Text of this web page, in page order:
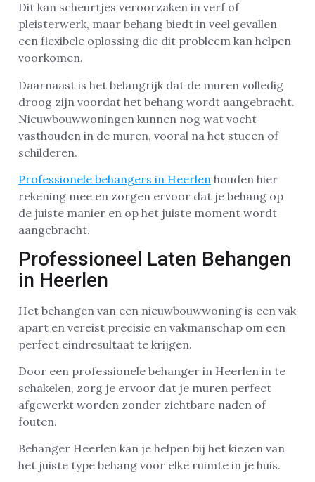
Dit kan scheurtjes veroorzaken in verf of
pleisterwerk, maar behang biedt in veel gevallen
een flexibele oplossing die dit probleem kan helpen
voorkomen.
Daarnaast is het belangrijk dat de muren volledig
droog zijn voordat het behang wordt aangebracht.
Nieuwbouwwoningen kunnen nog wat vocht
vasthouden in de muren, vooral na het stucen of
schilderen.
Professionele behangers in Heerlen houden hier
rekening mee en zorgen ervoor dat je behang op
de juiste manier en op het juiste moment wordt
aangebracht.
Professioneel Laten Behangen
in Heerlen
Het behangen van een nieuwbouwwoning is een vak
apart en vereist precisie en vakmanschap om een
perfect eindresultaat te krijgen.
Door een professionele behanger in Heerlen in te
schakelen, zorg je ervoor dat je muren perfect
afgewerkt worden zonder zichtbare naden of
fouten.
Behanger Heerlen kan je helpen bij het kiezen van
het juiste type behang voor elke ruimte in je huis.